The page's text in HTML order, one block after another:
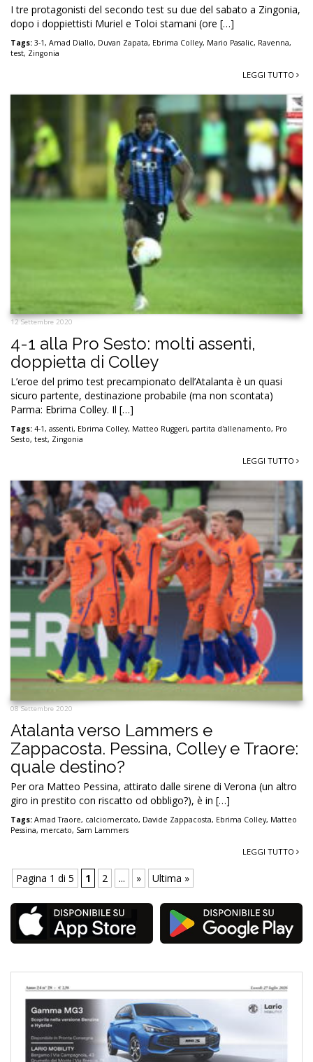
I tre protagonisti del secondo test su due del sabato a Zingonia,
dopo i doppiettisti Muriel e Toloi stamani (ore […]
Tags: 3-1, Amad Diallo, Duvan Zapata, Ebrima Colley, Mario Pasalic, Ravenna,
test, Zingonia
LEGGI TUTTO
12 Settembre 2020
4-1 alla Pro Sesto: molti assenti,
doppietta di Colley
L’eroe del primo test precampionato dell’Atalanta è un quasi
sicuro partente, destinazione probabile (ma non scontata)
Parma: Ebrima Colley. Il […]
Tags: 4-1, assenti, Ebrima Colley, Matteo Ruggeri, partita d'allenamento, Pro
Sesto, test, Zingonia
LEGGI TUTTO
08 Settembre 2020
Atalanta verso Lammers e
Zappacosta. Pessina, Colley e Traore:
quale destino?
Per ora Matteo Pessina, attirato dalle sirene di Verona (un altro
giro in prestito con riscatto od obbligo?), è in […]
Tags: Amad Traore, calciomercato, Davide Zappacosta, Ebrima Colley, Matteo
Pessina, mercato, Sam Lammers
LEGGI TUTTO
Pagina 1 di 5 1 2 ... » Ultima »